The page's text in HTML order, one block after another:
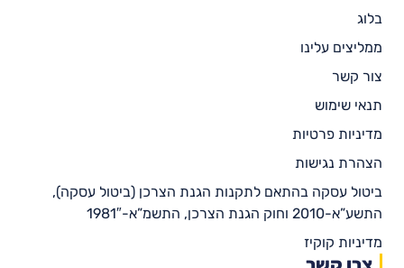
בלוג
ממליצים עלינו
צור קשר
תנאי שימוש
מדיניות פרטיות
הצהרת נגישות
ביטול עסקה בהתאם לתקנות הגנת הצרכן (ביטול עסקה),
התשע”א-2010 וחוק הגנת הצרכן, התשמ”א-1981″
מדיניות קוקיז